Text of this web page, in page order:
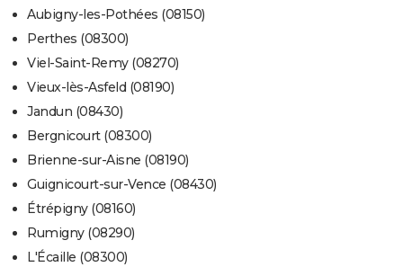
Aubigny-les-Pothées (08150)
Perthes (08300)
Viel-Saint-Remy (08270)
Vieux-lès-Asfeld (08190)
Jandun (08430)
Bergnicourt (08300)
Brienne-sur-Aisne (08190)
Guignicourt-sur-Vence (08430)
Étrépigny (08160)
Rumigny (08290)
L'Écaille (08300)